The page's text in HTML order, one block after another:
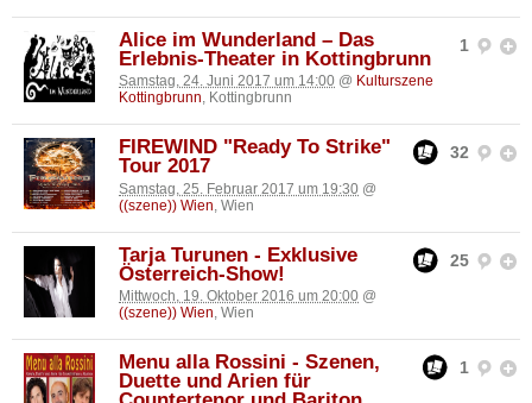
1
Alice im Wunderland – Das
Erlebnis-Theater in Kottingbrunn
Samstag, 24. Juni 2017 um 14:00 @ Kulturszene
Kottingbrunn, Kottingbrunn
32
FIREWIND "Ready To Strike"
Tour 2017
Samstag, 25. Februar 2017 um 19:30 @
((szene)) Wien , Wien
25
Tarja Turunen - Exklusive
Österreich-Show!
Mittwoch, 19. Oktober 2016 um 20:00 @
((szene)) Wien, Wien
1
Menu alla Rossini - Szenen,
Duette und Arien für